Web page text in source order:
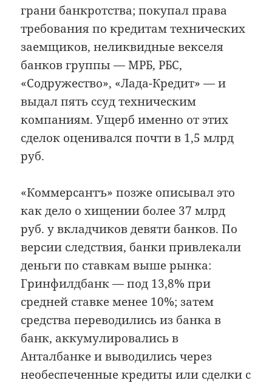
грани банкротства; покупал права
требования по кредитам технических
заемщиков, неликвидные векселя
банков группы — МРБ, РБС,
«Содружество», «Лада-Кредит» — и
выдал пять ссуд техническим
компаниям. Ущерб именно от этих
сделок оценивался почти в 1,5 млрд
руб.
«Коммерсантъ» позже описывал это
как дело о хищении более 37 млрд
руб. у вкладчиков девяти банков. По
версии следствия, банки привлекали
деньги по ставкам выше рынка:
Гринфилдбанк — под 13,8% при
средней ставке менее 10%; затем
средства переводились из банка в
банк, аккумулировались в
Анталбанке и выводились через
необеспеченные кредиты или сделки с